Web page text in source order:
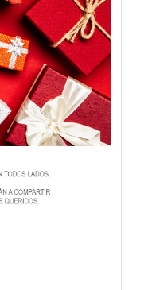
1481 días
Químico